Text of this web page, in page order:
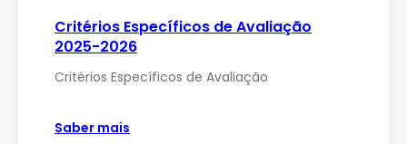
Critérios Específicos de Avaliação
2025-2026
Critérios Específicos de Avaliação
Saber mais